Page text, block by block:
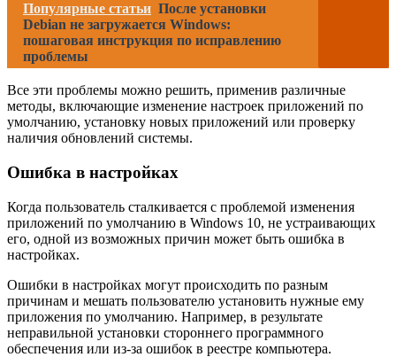
Популярные статьи После установки
Debian не загружается Windows:
пошаговая инструкция по исправлению
проблемы
Все эти проблемы можно решить, применив различные
методы, включающие изменение настроек приложений по
умолчанию, установку новых приложений или проверку
наличия обновлений системы.
Ошибка в настройках
Когда пользователь сталкивается с проблемой изменения
приложений по умолчанию в Windows 10, не устраивающих
его, одной из возможных причин может быть ошибка в
настройках.
Ошибки в настройках могут происходить по разным
причинам и мешать пользователю установить нужные ему
приложения по умолчанию. Например, в результате
неправильной установки стороннего программного
обеспечения или из-за ошибок в реестре компьютера.